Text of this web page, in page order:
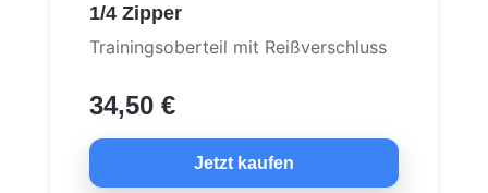
1/4 Zipper
Trainingsoberteil mit Reißverschluss
34,50 €
Jetzt kaufen